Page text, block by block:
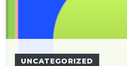
UNCATEGORIZED